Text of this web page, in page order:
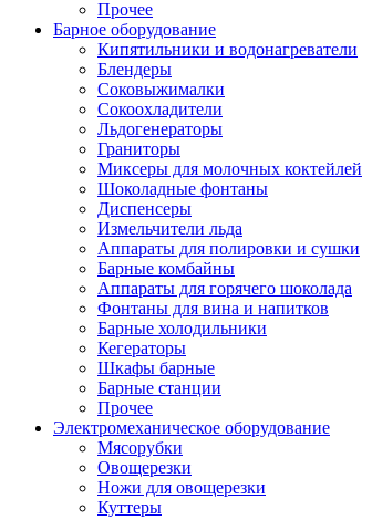
Прочее
Барное оборудование
Кипятильники и водонагреватели
Блендеры
Соковыжималки
Сокоохладители
Льдогенераторы
Граниторы
Миксеры для молочных коктейлей
Шоколадные фонтаны
Диспенсеры
Измельчители льда
Аппараты для полировки и сушки
Барные комбайны
Аппараты для горячего шоколада
Фонтаны для вина и напитков
Барные холодильники
Кегераторы
Шкафы барные
Барные станции
Прочее
Электромеханическое оборудование
Мясорубки
Овощерезки
Ножи для овощерезки
Куттеры